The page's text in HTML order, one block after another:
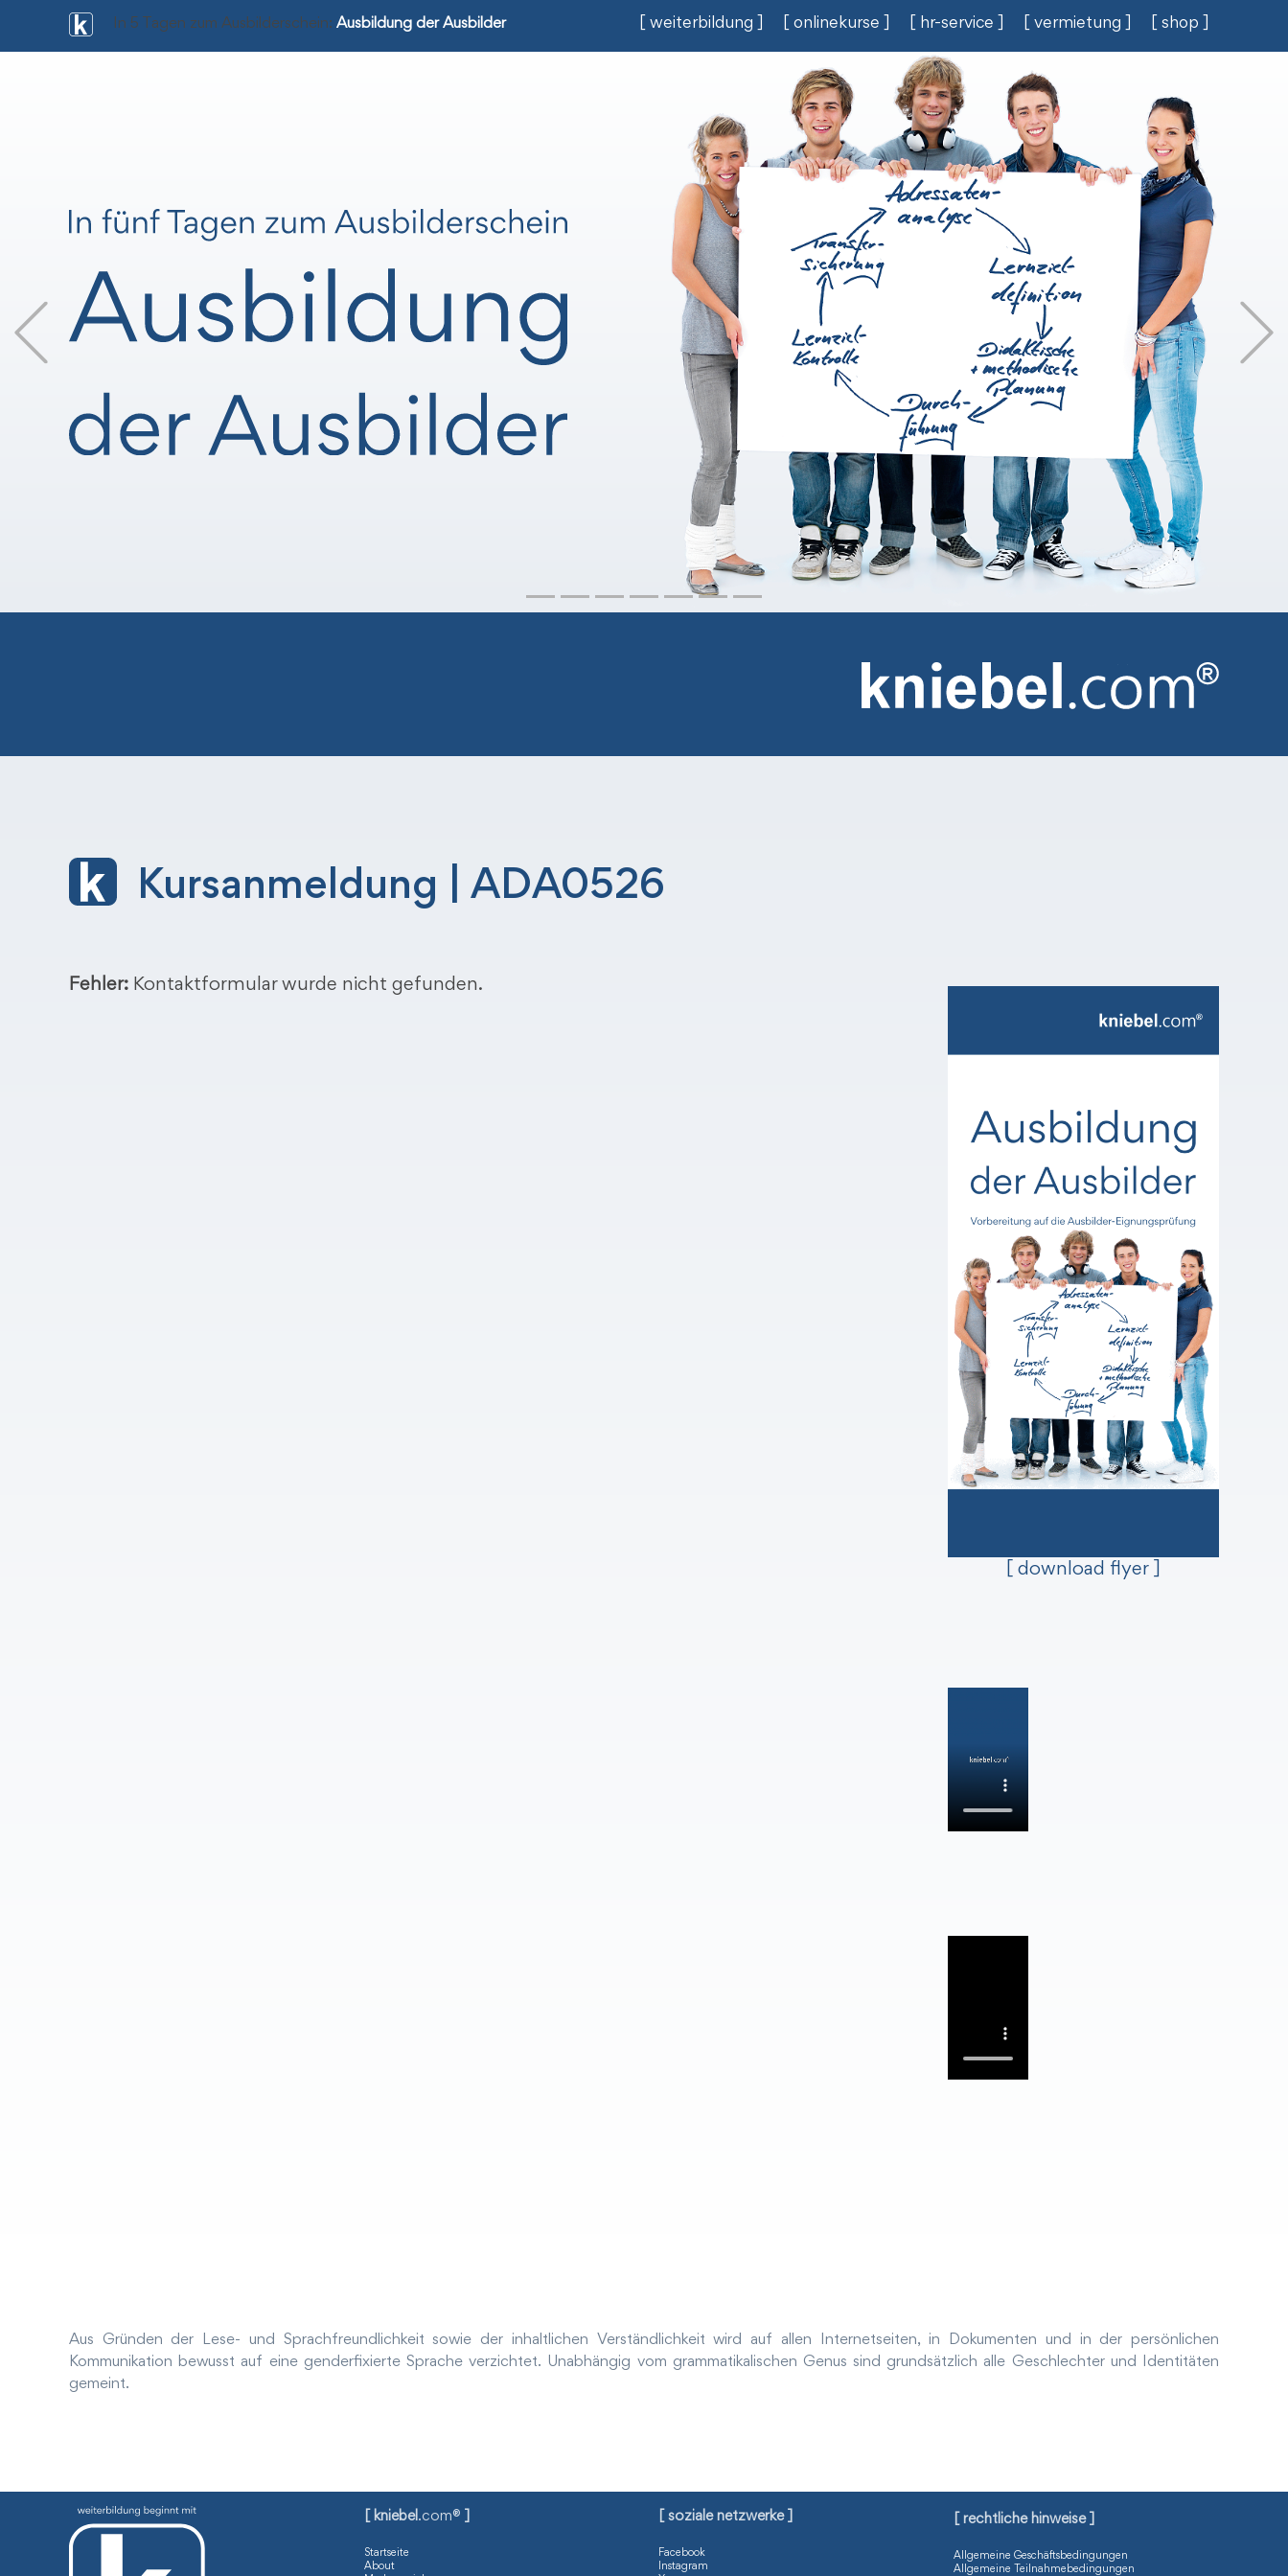
[ weiterbildung ] [ onlinekurse ] [ hr-service ] [ vermietung ] [ shop ]
In 5 Tagen zum Ausbilderschein: Ausbildung der Ausbilder
Previous
Kursanmeldung | ADA0526
Fehler: Kontaktformular wurde nicht gefunden.
[ download flyer ]
Aus Gründen der Lese- und Sprachfreundlichkeit sowie der inhaltlichen Verständlichkeit wird auf allen Internetseiten, in Dokumenten und in der persönlichen
Kommunikation bewusst auf eine genderfixierte Sprache verzichtet. Unabhängig vom grammatikalischen Genus sind grundsätzlich alle Geschlechter und Identitäten
gemeint.
[ kniebel .com®
Startseite
About
[ soziale netzwerke ]
Facebook
Instagram
[ rechtliche hinweise ]
Allgemeine Geschäftsbedingungen
Allgemeine Teilnahmebedingungen